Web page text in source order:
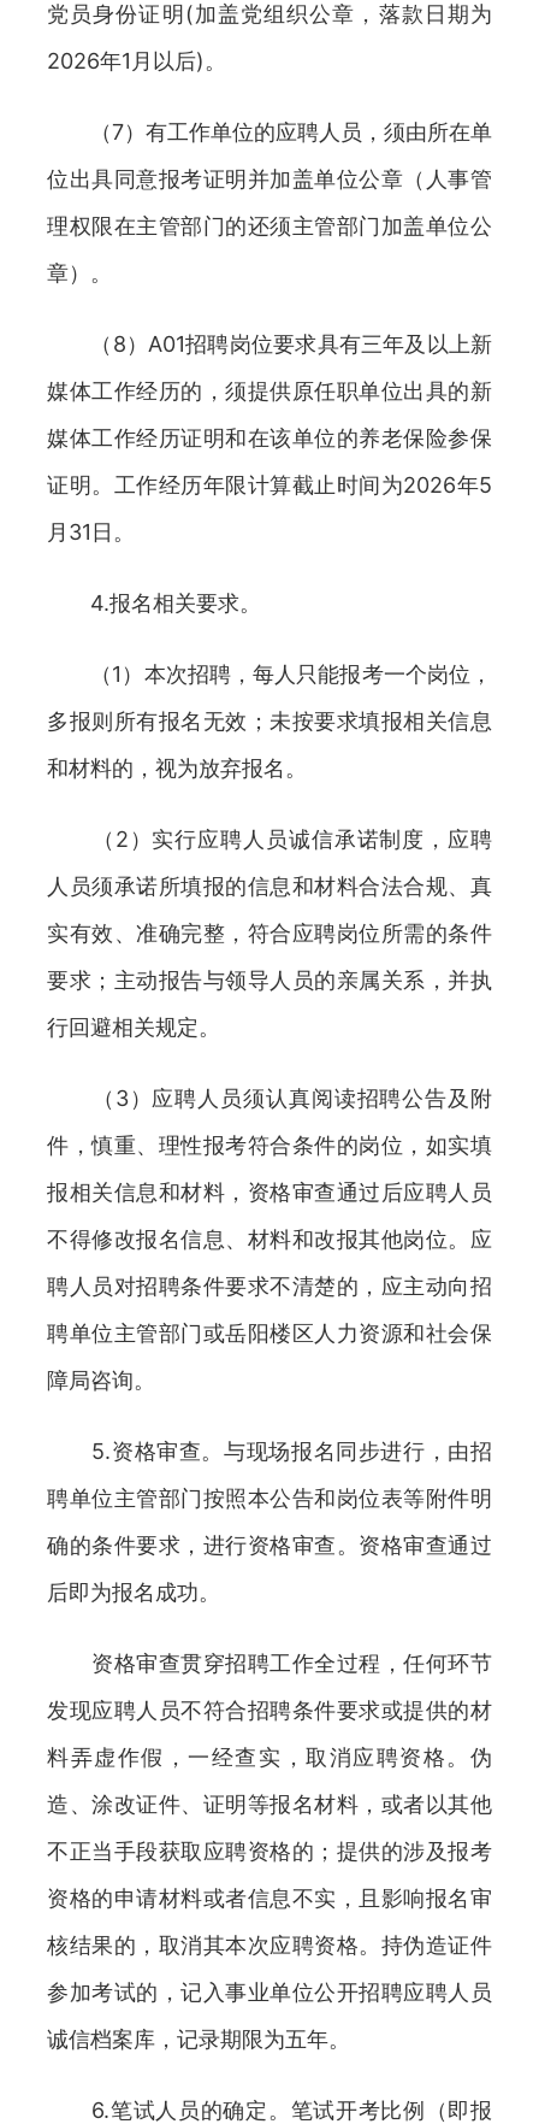
党员身份证明(加盖党组织公章，落款日期为
2026年1月以后)。
（7）有工作单位的应聘人员，须由所在单
位出具同意报考证明并加盖单位公章（人事管
理权限在主管部门的还须主管部门加盖单位公
章）。
（8）A01招聘岗位要求具有三年及以上新
媒体工作经历的，须提供原任职单位出具的新
媒体工作经历证明和在该单位的养老保险参保
证明。工作经历年限计算截止时间为2026年5
月31日。
4.报名相关要求。
（1）本次招聘，每人只能报考一个岗位，
多报则所有报名无效；未按要求填报相关信息
和材料的，视为放弃报名。
（2）实行应聘人员诚信承诺制度，应聘
人员须承诺所填报的信息和材料合法合规、真
实有效、准确完整，符合应聘岗位所需的条件
要求；主动报告与领导人员的亲属关系，并执
行回避相关规定。
（3）应聘人员须认真阅读招聘公告及附
件，慎重、理性报考符合条件的岗位，如实填
报相关信息和材料，资格审查通过后应聘人员
不得修改报名信息、材料和改报其他岗位。应
聘人员对招聘条件要求不清楚的，应主动向招
聘单位主管部门或岳阳楼区人力资源和社会保
障局咨询。
5.资格审查。与现场报名同步进行，由招
聘单位主管部门按照本公告和岗位表等附件明
确的条件要求，进行资格审查。资格审查通过
后即为报名成功。
资格审查贯穿招聘工作全过程，任何环节
发现应聘人员不符合招聘条件要求或提供的材
料弄虚作假，一经查实，取消应聘资格。伪
造、涂改证件、证明等报名材料，或者以其他
不正当手段获取应聘资格的；提供的涉及报考
资格的申请材料或者信息不实，且影响报名审
核结果的，取消其本次应聘资格。持伪造证件
参加考试的，记入事业单位公开招聘应聘人员
诚信档案库，记录期限为五年。
6.笔试人员的确定。笔试开考比例（即报